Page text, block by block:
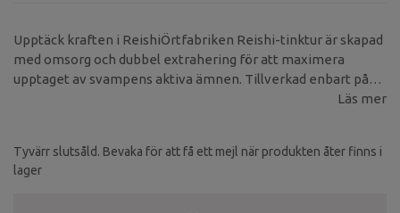
Upptäck kraften i ReishiÖrtfabriken Reishi-tinktur är skapad
med omsorg och dubbel extrahering för att maximera
upptaget av svampens aktiva ämnen. Tillverkad enbart på
svampkropp (inte mycel) och framtagen i Slovenien, är detta
Läs mer
Tyvärr slutsåld. Bevaka för att få ett mejl när produkten åter finns i
lager